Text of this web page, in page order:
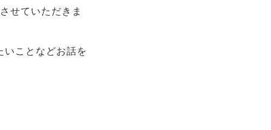
せていただきま
いことなどお話を